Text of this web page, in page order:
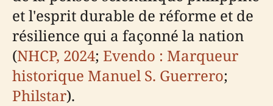
et l'esprit durable de réforme et de
résilience qui a façonné la nation
(NHCP, 2024; Evendo : Marqueur
historique Manuel S. Guerrero;
Philstar).